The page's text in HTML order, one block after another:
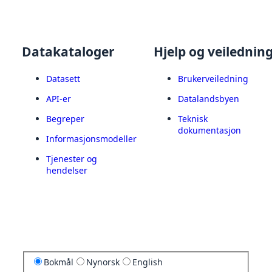
Datakataloger
Datasett
API-er
Begreper
Informasjonsmodeller
Tjenester og
hendelser
Hjelp og
Brukerveiledning
Datalandsbyen
Teknisk
dokumentasjon
Bokmål Nynorsk English